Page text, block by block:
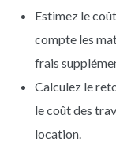
Estimez le
compte les
frais
Calculez le
le coût des
location.